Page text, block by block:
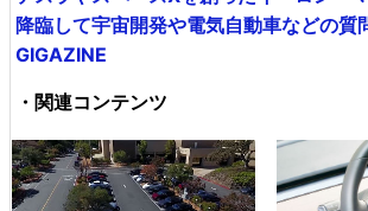
降臨して宇宙開発や電気自動車などの質
GIGAZINE
・関連コンテンツ